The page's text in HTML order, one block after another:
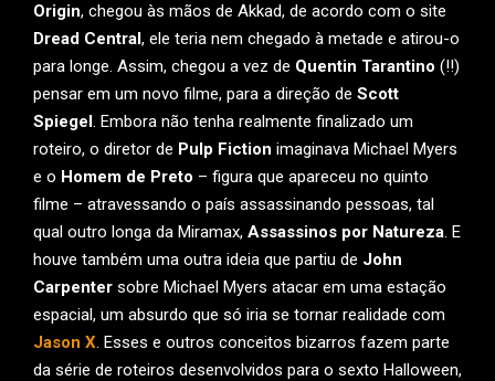
Origin, chegou às mãos de Akkad, de acordo com o site
Dread Central, ele teria nem chegado à metade e atirou-o
para longe. Assim, chegou a vez de Quentin Tarantino (!!)
pensar em um novo filme, para a direção de Scott
Spiegel. Embora não tenha realmente finalizado um
roteiro, o diretor de Pulp Fiction imaginava Michael Myers
e o Homem de Preto – figura que apareceu no quinto
filme – atravessando o país assassinando pessoas, tal
qual outro longa da Miramax, Assassinos por Natureza. E
houve também uma outra ideia que partiu de John
Carpenter sobre Michael Myers atacar em uma estação
espacial, um absurdo que só iria se tornar realidade com
Jason X. Esses e outros conceitos bizarros fazem parte
da série de roteiros desenvolvidos para o sexto Halloween,